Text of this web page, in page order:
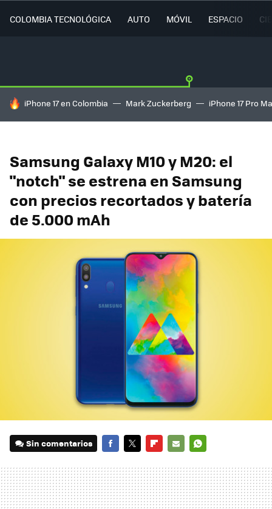
COLOMBIA TECNOLÓGICA AUTO MÓVIL ESPACIO
HOY SE HABLA DE
iPhone 17 en Colombia Mark Zuckerberg iPhone 17 Pro
Samsung Galaxy M10 y M20: el
"notch" se estrena en Samsung
con precios recortados y batería
de 5.000 mAh
Sin comentarios
MAIL